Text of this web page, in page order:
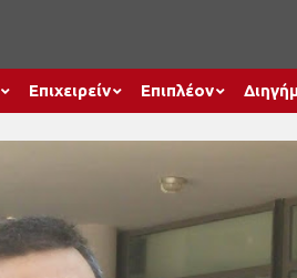
Επιχειρείν Επιπλέον